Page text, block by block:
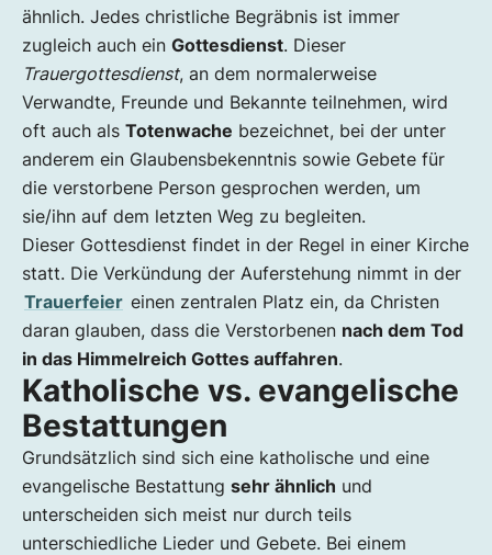
ähnlich. Jedes christliche Begräbnis ist immer
zugleich auch ein Gottesdienst. Dieser
Trauergottesdienst, an dem normalerweise
Verwandte, Freunde und Bekannte teilnehmen, wird
oft auch als Totenwache bezeichnet, bei der unter
anderem ein Glaubensbekenntnis sowie Gebete für
die verstorbene Person gesprochen werden, um
sie/ihn auf dem letzten Weg zu begleiten.
Dieser Gottesdienst findet in der Regel in einer Kirche
statt. Die Verkündung der Auferstehung nimmt in der
Trauerfeier einen zentralen Platz ein, da Christen
daran glauben, dass die Verstorbenen nach dem Tod
in das Himmelreich Gottes auffahren.
Katholische vs. evangelische
Bestattungen
Grundsätzlich sind sich eine katholische und eine
evangelische Bestattung sehr ähnlich und
unterscheiden sich meist nur durch teils
unterschiedliche Lieder und Gebete. Bei einem